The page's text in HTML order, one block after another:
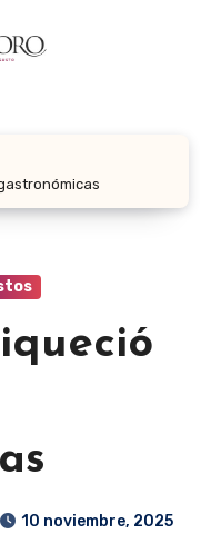
10 noviembre, 2025